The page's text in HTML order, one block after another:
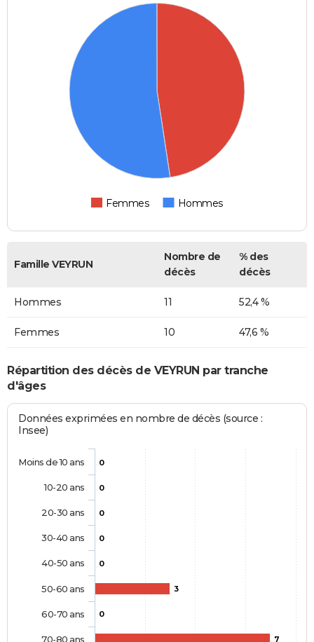
Femmes Hommes
Famille VEYRUN
Nombre de
décès
% des
décès
Hommes 11 52,4 %
Femmes 10 47,6 %
Répartition des décès de VEYRUN par tranche
d'âges
Données exprimées en nombre de décès (source :
Insee)
0
0
0
0
0
3
0
7
Moins de 10 ans
10-20 ans
20-30 ans
30-40 ans
40-50 ans
50-60 ans
60-70 ans
70-80 ans